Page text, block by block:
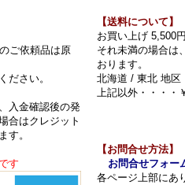
ご依頼品は原
ださい。
入金確認後の発
合はクレジット
す。
す
【送料について】
お買い上げ 5,500
それ未満の場合は
おります。
北海道 / 東北 地区
上記以外・・・・
【お問合せ方法】
お問合せフォー
各ページ上部にあ